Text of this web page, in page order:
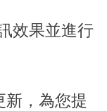
效果並進行
新，為您提